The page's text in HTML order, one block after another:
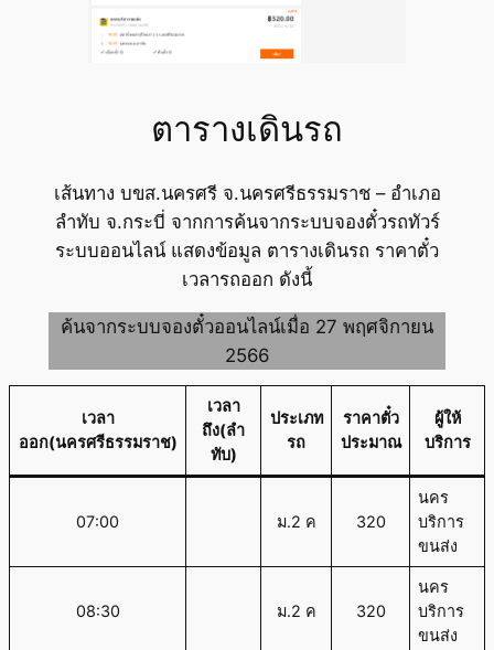
ตารางเดินรถ
เส้นทาง บขส.นครศรี จ.นครศรีธรรมราช – อำเภอ
ลำทับ จ.กระบี่ จากการค้นจากระบบจองตั๋วรถทัวร์
ระบบออนไลน์ แสดงข้อมูล ตารางเดินรถ ราคาตั๋ว
เวลารถออก ดังนี้
ค้นจากระบบจองตั๋วออนไลน์เมื่อ 27 พฤศจิกายน
2566
เวลา
ออก(นครศรีธรรมราช)
เวลา
ถึง(ลำ
ทับ)
ประเภท
รถ
ราคาตั๋ว
ประมาณ
ผู้ให้
บริการ
07:00 ม.2 ค 320
นคร
บริการ
ขนส่ง
08:30 ม.2 ค 320
นคร
บริการ
ขนส่ง